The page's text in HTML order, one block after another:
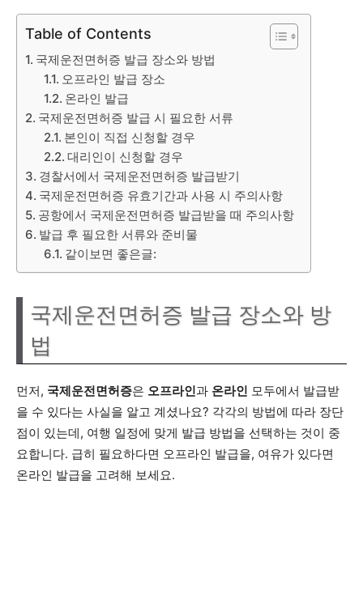
Table of Contents
국제운전면허증 발급 장소와 방법
오프라인 발급 장소
온라인 발급
국제운전면허증 발급 시 필요한 서류
본인이 직접 신청할 경우
대리인이 신청할 경우
경찰서에서 국제운전면허증 발급받기
국제운전면허증 유효기간과 사용 시 주의사항
공항에서 국제운전면허증 발급받을 때 주의사항
발급 후 필요한 서류와 준비물
같이보면 좋은글:
국제운전면허증 발급 장소와 방
법
먼저, 국제운전면허증은 오프라인과 온라인 모두에서 발급받
을 수 있다는 사실을 알고 계셨나요? 각각의 방법에 따라 장단
점이 있는데, 여행 일정에 맞게 발급 방법을 선택하는 것이 중
요합니다. 급히 필요하다면 오프라인 발급을, 여유가 있다면
온라인 발급을 고려해 보세요.